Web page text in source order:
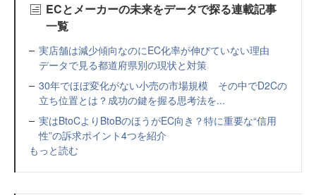
ECとメーカーの未来をデータで探る連載記事
一覧
実店舗は減少傾向なのにEC化率が伸びていない理由
データで見る都道府県別の現状と対策
30年でほぼ変化がない小売の市場規模 その中でD2Cの
立ち位置とは？成功の鍵を握る思考法を...
実はBtoCよりBtoBのほうがEC向き？特に重要な“信用
性”の訴求ポイント4つを紹介
もっと読む